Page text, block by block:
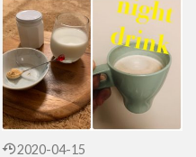
2020-04-15